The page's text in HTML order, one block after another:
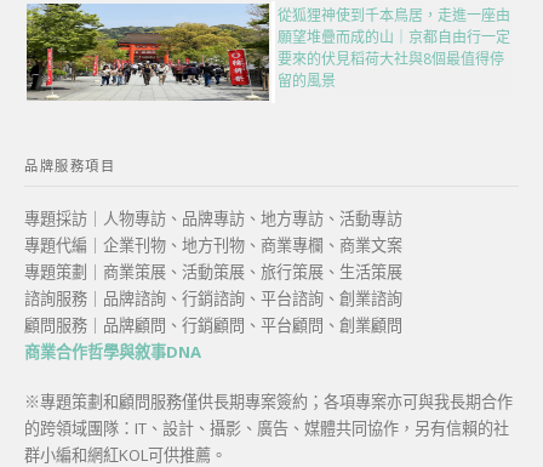
從狐狸神使到千本鳥居，走進一座由
願望堆疊而成的山｜京都自由行一定
要來的伏見稻荷大社與8個最值得停
留的風景
品牌服務項目
專題採訪｜人物專訪、品牌專訪、地方專訪、活動專訪
專題代編｜企業刊物、地方刊物、商業專欄、商業文案
專題策劃｜商業策展、活動策展、旅行策展、生活策展
諮詢服務｜品牌諮詢、行銷諮詢、平台諮詢、創業諮詢
顧問服務｜品牌顧問、行銷顧問、平台顧問、創業顧問
商業合作哲學與敘事DNA
※專題策劃和顧問服務僅供長期專案簽約；各項專案亦可與我長期合作
的跨領域團隊：IT、設計、攝影、廣告、媒體共同協作，另有信賴的社
群小編和網紅KOL可供推薦。